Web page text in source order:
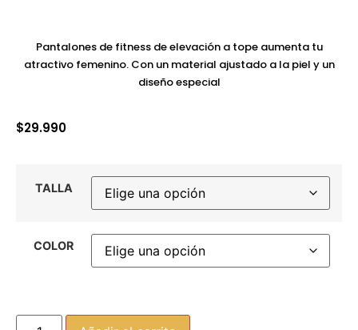
Pantalones de fitness de elevación a tope aumenta tu
atractivo femenino. Con un material ajustado a la piel y un
diseño especial
$29.990
TALLA
COLOR